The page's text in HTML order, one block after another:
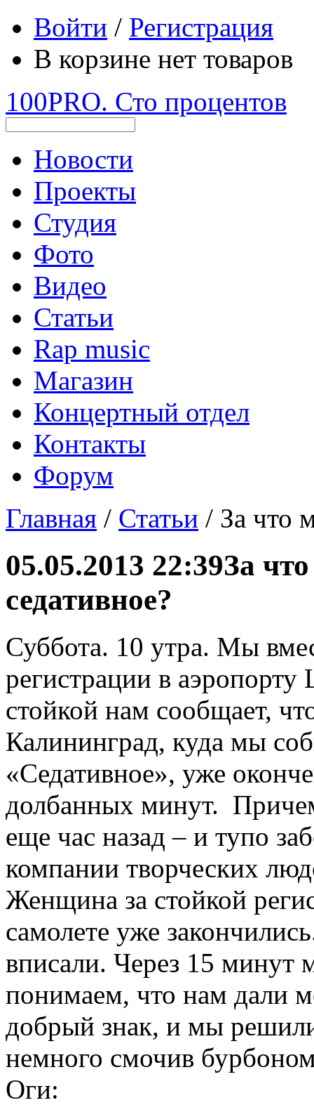
Войти / Регистрация
В корзине нет товаров
100PRO. Сто процентов
Новости
Проекты
Студия
Фото
Видео
Статьи
Rap music
Магазин
Концертный отдел
Контакты
Форум
Главная / Статьи / За что
05.05.2013 22:39За
седативное?
Суббота. 10 утра. Мы
регистрации в
стойкой нам сообщает,
Калининград, куда мы
«Седативное», уже
долбанных минут.
еще час назад – и тупо
компании творческих
Женщина за стойкой
самолете уже
вписали. Через 15 минут
понимаем, что нам дали
добрый знак, и мы
немного смочив
Оги: